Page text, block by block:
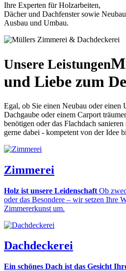
Ihre Experten für Holzarbeiten,
Dächer und Dachfenster sowie
Ausbau und Umbau.
Unsere Leistungen
und Liebe zum
Egal, ob Sie einen Neubau oder einen
Dachgaube oder einem Carport
benötigen oder das Flachdach
gerne dabei - kompetent von der Idee
Zimmerei
Holz ist unsere Leidenschaft Ob
oder das Besondere – wir setzen Ihre
Zimmererkunst um.
Dachdeckerei
Ein schönes Dach ist das Gesicht